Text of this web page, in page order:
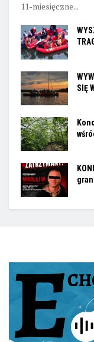
11-miesięczne...
SIĘ